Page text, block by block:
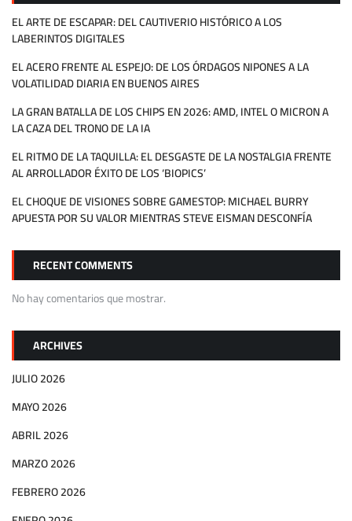
EL ARTE DE ESCAPAR: DEL CAUTIVERIO HISTÓRICO A LOS
LABERINTOS DIGITALES
EL ACERO FRENTE AL ESPEJO: DE LOS ÓRDAGOS NIPONES A LA
VOLATILIDAD DIARIA EN BUENOS AIRES
LA GRAN BATALLA DE LOS CHIPS EN 2026: AMD, INTEL O MICRON A
LA CAZA DEL TRONO DE LA IA
EL RITMO DE LA TAQUILLA: EL DESGASTE DE LA NOSTALGIA FRENTE
AL ARROLLADOR ÉXITO DE LOS ‘BIOPICS’
EL CHOQUE DE VISIONES SOBRE GAMESTOP: MICHAEL BURRY
APUESTA POR SU VALOR MIENTRAS STEVE EISMAN DESCONFÍA
RECENT COMMENTS
No hay comentarios que mostrar.
ARCHIVES
JULIO 2026
MAYO 2026
ABRIL 2026
MARZO 2026
FEBRERO 2026